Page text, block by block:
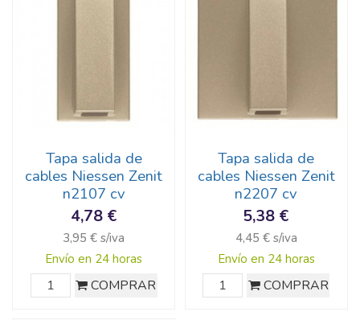
Tapa salida de
cables Niessen Zenit
n2107 cv
4,78 €
3,95 € s/iva
Envío en 24 horas
COMPRAR
Tapa salida de
cables Niessen Zenit
n2207 cv
5,38 €
4,45 € s/iva
Envío en 24 horas
COMPRAR